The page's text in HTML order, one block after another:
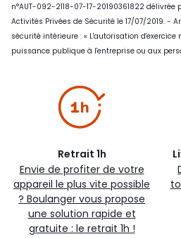
n°AUT-092-2118-07-17-20190361822
Activités Privées de Sécurité le 17/07/2019. -
sécurité intérieure : « L'autorisation
puissance publique à l'entreprise ou aux
Retrait 1h
Envie de profiter de votre
appareil le plus vite possible
? Boulanger vous propose
une solution rapide et
gratuite : le retrait 1h !